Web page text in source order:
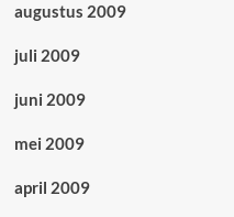
augustus 2009
juli 2009
juni 2009
mei 2009
april 2009